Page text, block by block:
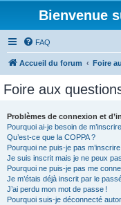
Bienvenue
FAQ
Accueil du forum Foire
Foire aux
Problèmes de connexion et
Pourquoi ai-je besoin de
Qu’est-ce que la COPPA ?
Pourquoi ne puis-je pas m’inscrire
Je suis inscrit mais je ne peux
Pourquoi ne puis-je pas me
Je m’étais déjà inscrit par le
J’ai perdu mon mot de passe !
Pourquoi suis-je déconnecté